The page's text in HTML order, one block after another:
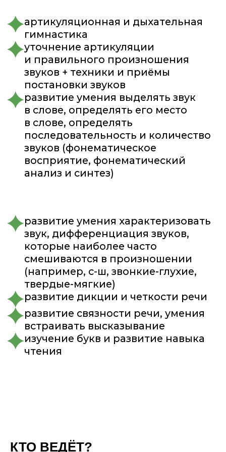
развитие дикции и четкости речи
развитие связности речи, умения
встраивать высказывание
изучение букв и развитие навыка
чтения
КТО ВЕДЁТ?
Прохор Гусев
Профессиональный актер и режиссер.
Участвовал в театральных проектах
в России, Германии и Норвегии.
Билингв. Более 10 лет работаю
с детьми.
В преподавании уделяю особое
внимание комплексной работе
с телом, эмоциями и мышлением.
На моих занятиях дети учатся